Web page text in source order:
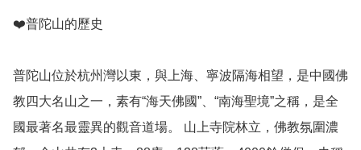
❤️普陀山的歷史
普陀山位於杭州灣以東，與上海、寧波隔海相望，是中國佛
教四大名山之一，素有“海天佛國”、“南海聖境”之稱，是全
國最著名最靈異的觀音道場。 山上寺院林立，佛教氛圍濃